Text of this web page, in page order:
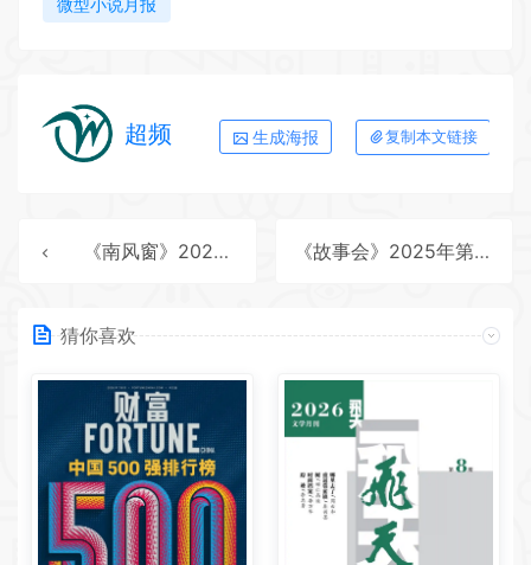
微型小说月报
超频 生成海报 复制本文链接
《南风窗》2025年第21期全彩精校PDF杂志下载 《故事会》2025年第19期全彩精校PDF杂志下载
猜你喜欢